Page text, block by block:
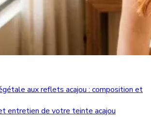
aux reflets acajou : composition et
entretien de votre teinte acajou